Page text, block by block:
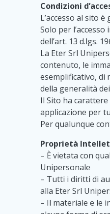
Condizioni
L’accesso al sito
Solo per
dell’art. 13 d.lgs.
La Eter Srl
contenuto, le
esemplificativo, di
della generalità
Il Sito ha
applicazione per
Per qualunque
Proprietà
– È vietata con
Unipersonale
– Tutti i diritti di
alla Eter Srl
– Il materiale e le